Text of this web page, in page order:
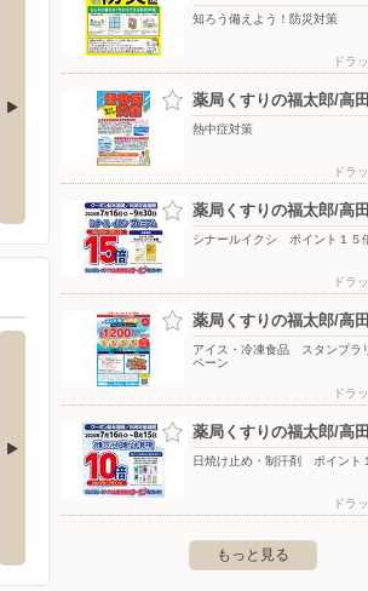
ランド練馬本店
田中3-30-5
ーしまむら/ピーコッ
1-32-10
ファッションセンターし
知ろう備えよう！防災対策
ドラ
薬局くすりの福太郎/高
熱中症対策
ドラ
薬局くすりの福太郎/高
シナールイクシ ポイント１５
ドラ
薬局くすりの福太郎/高
アイス・冷凍食品 スタンプラ
ペーン
ドラ
薬局くすりの福太郎/高
日焼け止め・制汗剤 ポイント
ドラ
もっと見る